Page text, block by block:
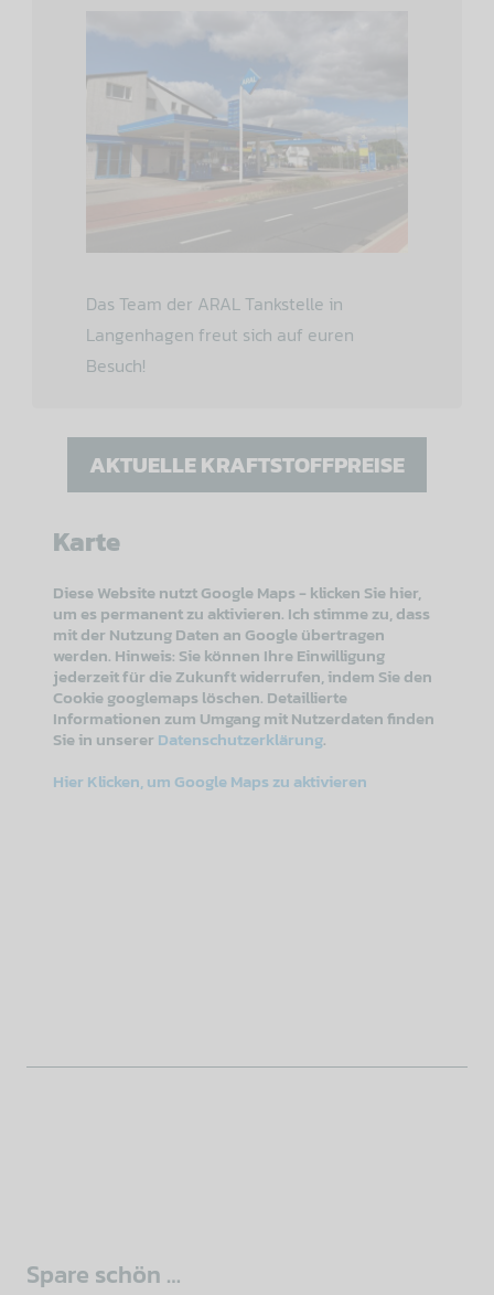
Das Team der ARAL Tankstelle in
Langenhagen freut sich auf euren
Besuch!
AKTUELLE KRAFTSTOFFPREISE
Karte
Diese Website nutzt Google Maps - klicken Sie hier,
um es permanent zu aktivieren. Ich stimme zu, dass
mit der Nutzung Daten an Google übertragen
werden. Hinweis: Sie können Ihre Einwilligung
jederzeit für die Zukunft widerrufen, indem Sie den
Cookie googlemaps löschen. Detaillierte
Informationen zum Umgang mit Nutzerdaten finden
Sie in unserer Datenschutzerklärung.
Hier Klicken, um Google Maps zu aktivieren
Spare schön …